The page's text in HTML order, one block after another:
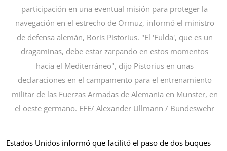
participación en una eventual misión para proteger la
navegación en el estrecho de Ormuz, informó el ministro
de defensa alemán, Boris Pistorius. "El 'Fulda', que es un
dragaminas, debe estar zarpando en estos momentos
hacia el Mediterráneo", dijo Pistorius en unas
declaraciones en el campamento para el entrenamiento
militar de las Fuerzas Armadas de Alemania en Munster, en
el oeste germano. EFE/ Alexander Ullmann / Bundeswehr
Estados Unidos informó que facilitó el paso de dos buques